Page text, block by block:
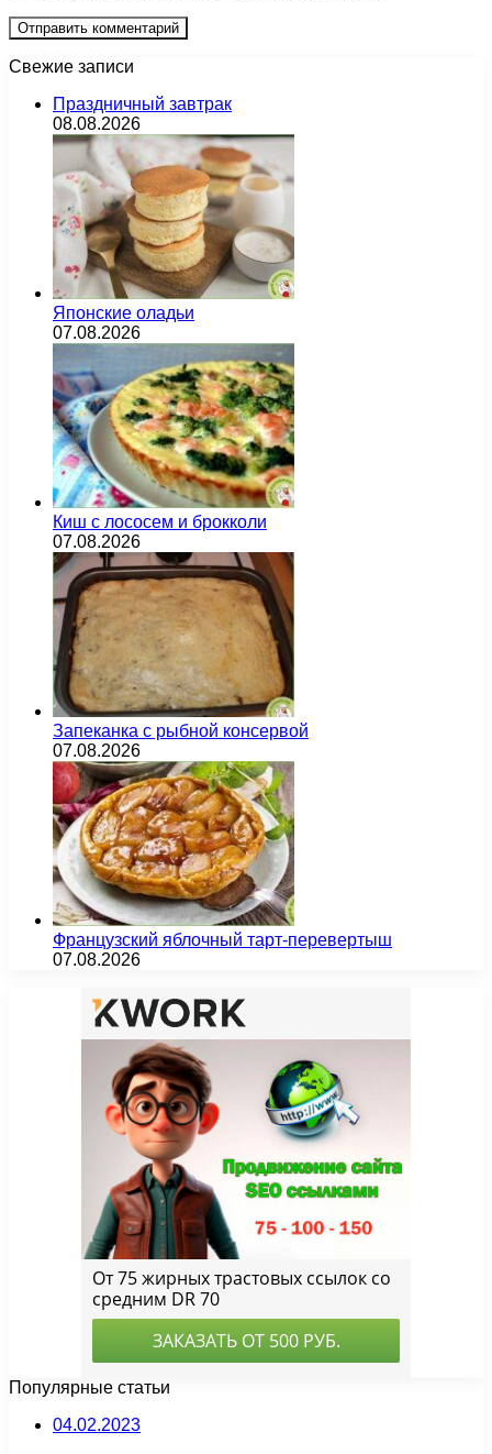
Свежие записи
Праздничный завтрак
08.08.2026
Японские оладьи
07.08.2026
Киш с лососем и брокколи
07.08.2026
Запеканка с рыбной консервой
07.08.2026
Французский яблочный тарт-перевертыш
07.08.2026
Популярные статьи
04.02.2023